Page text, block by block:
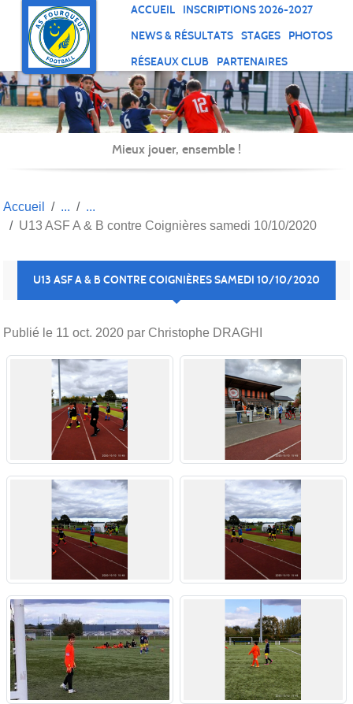
ACCUEIL
INSCRIPTIONS 2026-2027
NEWS & RÉSULTATS
STAGES
PHOTOS
RÉSEAUX CLUB
PARTENAIRES
Mieux jouer, ensemble !
Accueil
U13 ASF A & B contre Coignières samedi 10/10/2020
U13 ASF A & B CONTRE COIGNIÈRES SAMEDI 10/10/2020
Publié le 11 oct. 2020 par Christophe DRAGHI
Panneau de gestion des cookies